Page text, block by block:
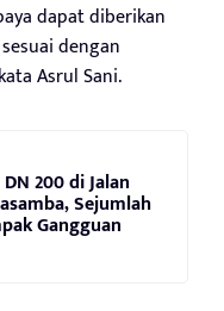
dapat diberikan
dengan
Asrul Sani.
200 di Jalan
Sejumlah
Gangguan